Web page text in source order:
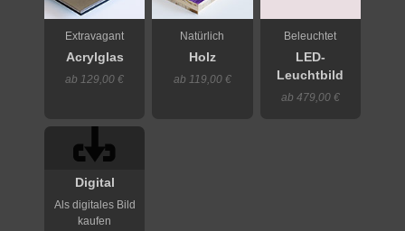
Extravagant
Acrylglas
ab 129,00 €
Natürlich
Holz
ab 119,00 €
Beleuchtet
LED-
Leuchtbild
ab 479,00 €
Digital
Als digitales Bild
kaufen